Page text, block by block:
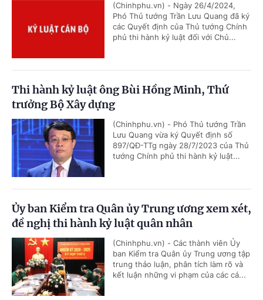
(Chinhphu.vn) - Ngày 26/4/2024,
Phó Thủ tướng Trần Lưu Quang đã ký
các Quyết định của Thủ tướng Chính
phủ thi hành kỷ luật đối với Chủ...
Thi hành kỷ luật ông Bùi Hồng Minh, Thứ
trưởng Bộ Xây dựng
(Chinhphu.vn) - Phó Thủ tướng Trần
Lưu Quang vừa ký Quyết định số
897/QĐ-TTg ngày 28/7/2023 của Thủ
tướng Chính phủ thi hành kỷ luật...
Ủy ban Kiểm tra Quân ủy Trung ương xem xét,
đề nghị thi hành kỷ luật quân nhân
(Chinhphu.vn) - Các thành viên Ủy
ban Kiểm tra Quân ủy Trung ương tập
trung thảo luận, phân tích làm rõ và
kết luận những vi phạm của các cá...